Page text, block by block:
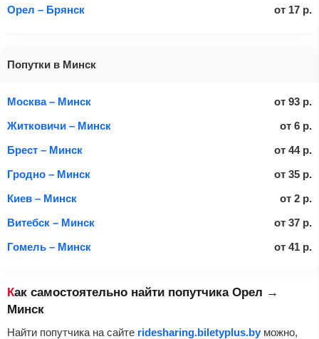
Орел – Брянск
от 17 р.
Попутки в Минск
Москва – Минск от 93 р.
Житковичи – Минск
от 6 р.
Брест – Минск
от 44 р.
Гродно – Минск
от 35 р.
Киев – Минск
от 2 р.
Витебск – Минск
от 37 р.
Гомель – Минск
от 41 р.
Как самостоятельно найти попутчика Орел →
Минск
Найти попутчика на сайте ridesharing.biletyplus.by можно,